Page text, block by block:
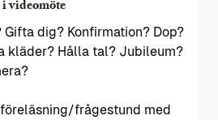
videomöte
dig? Konfirmation? Dop?
kläder? Hålla tal? Jubileum?
frågestund med